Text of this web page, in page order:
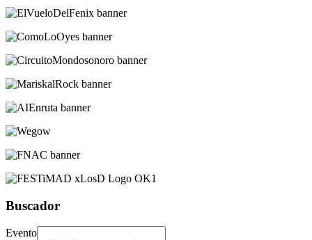
Buscador
Evento